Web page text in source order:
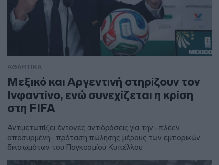
ΑΘΛΗΤΙΚΑ
Μεξικό και Αργεντινή στηρίζουν τον
Ινφαντίνο, ενώ συνεχίζεται η κρίση
στη FIFA
Αντιμετωπίζει έντονες αντιδράσεις για την -πλέον
αποσυρμένη- πρόταση πώλησης μέρους των εμπορικών
δικαιωμάτων του Παγκοσμίου Κυπέλλου